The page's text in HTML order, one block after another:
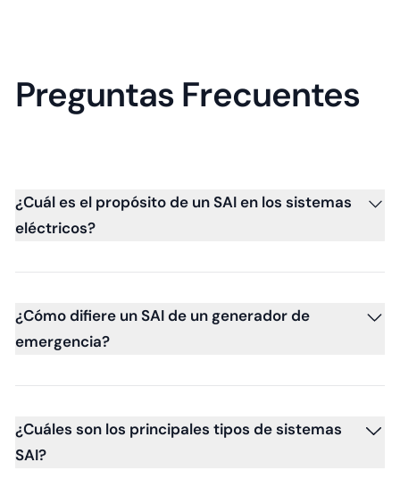
Preguntas Frecuentes
¿Cuál es el propósito de un SAI en los sistemas
eléctricos?
¿Cómo difiere un SAI de un generador de
emergencia?
¿Cuáles son los principales tipos de sistemas
SAI?